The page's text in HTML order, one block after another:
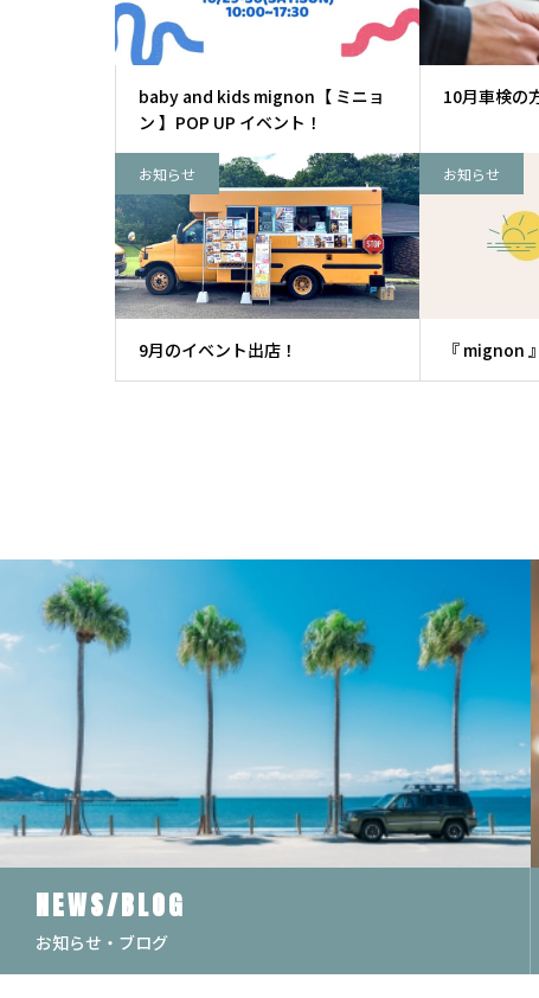
baby and kids mignon【 ミニョ
ン 】POP UP イベント！
10月車検の
お知らせ
9月のイベント出店！
お知らせ
『 mignon
NEWS/BLOG
お知らせ・ブログ